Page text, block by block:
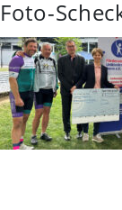
Foto-